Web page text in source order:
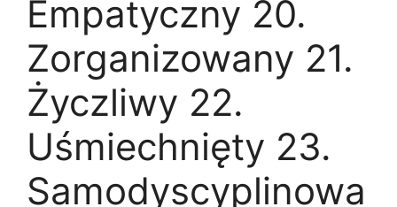
Empatyczny 20.
Zorganizowany 21.
Życzliwy 22.
Uśmiechnięty 23.
Samodyscyplinowa